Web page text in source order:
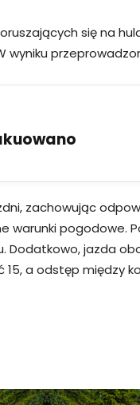
się na
zachowując
warunki pogodowe.
Dodatkowo, jazda
a odstęp między